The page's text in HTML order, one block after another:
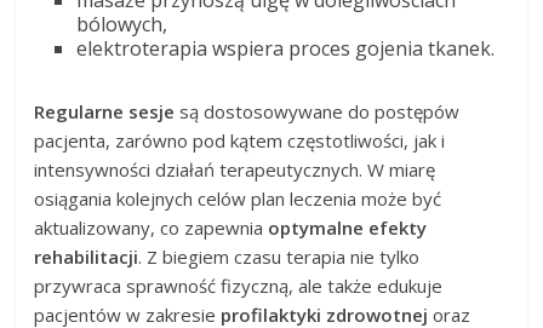
bólowych,
elektroterapia wspiera proces gojenia tkanek.
Regularne sesje są dostosowywane do postępów
pacjenta, zarówno pod kątem częstotliwości, jak i
intensywności działań terapeutycznych. W miarę
osiągania kolejnych celów plan leczenia może być
aktualizowany, co zapewnia optymalne efekty
rehabilitacji. Z biegiem czasu terapia nie tylko
przywraca sprawność fizyczną, ale także edukuje
pacjentów w zakresie profilaktyki zdrowotnej oraz